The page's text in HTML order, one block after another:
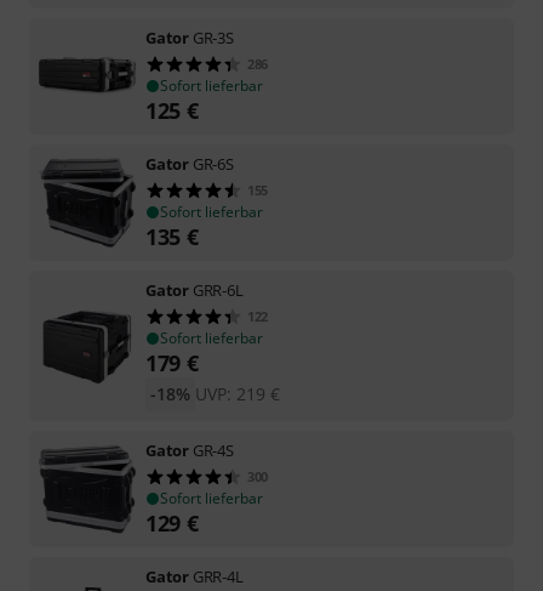
Gator GR-3S
286
Sofort lieferbar
125 €
Gator GR-6S
155
Sofort lieferbar
135 €
Gator GRR-6L
122
Sofort lieferbar
179 €
UVP: 219 €
-18%
Gator GR-4S
300
Sofort lieferbar
129 €
Gator GRR-4L